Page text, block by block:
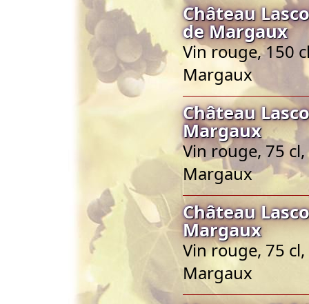
Château
de Margaux
Vin rouge, 150
Margaux
Château
Margaux
Vin rouge, 75
Margaux
Château
Margaux
Vin rouge, 75
Margaux